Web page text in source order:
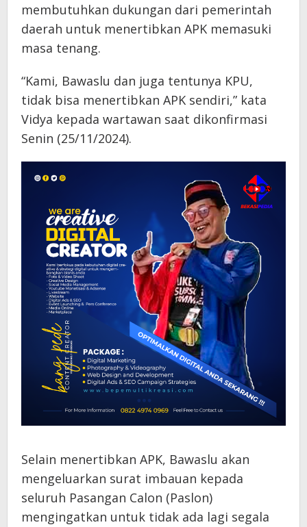
membutuhkan dukungan dari pemerintah
daerah untuk menertibkan APK memasuki
masa tenang.
“Kami, Bawaslu dan juga tentunya KPU,
tidak bisa menertibkan APK sendiri,” kata
Vidya kepada wartawan saat dikonfirmasi
Senin (25/11/2024).
Selain menertibkan APK, Bawaslu akan
mengeluarkan surat imbauan kepada
seluruh Pasangan Calon (Paslon)
mengingatkan untuk tidak ada lagi segala